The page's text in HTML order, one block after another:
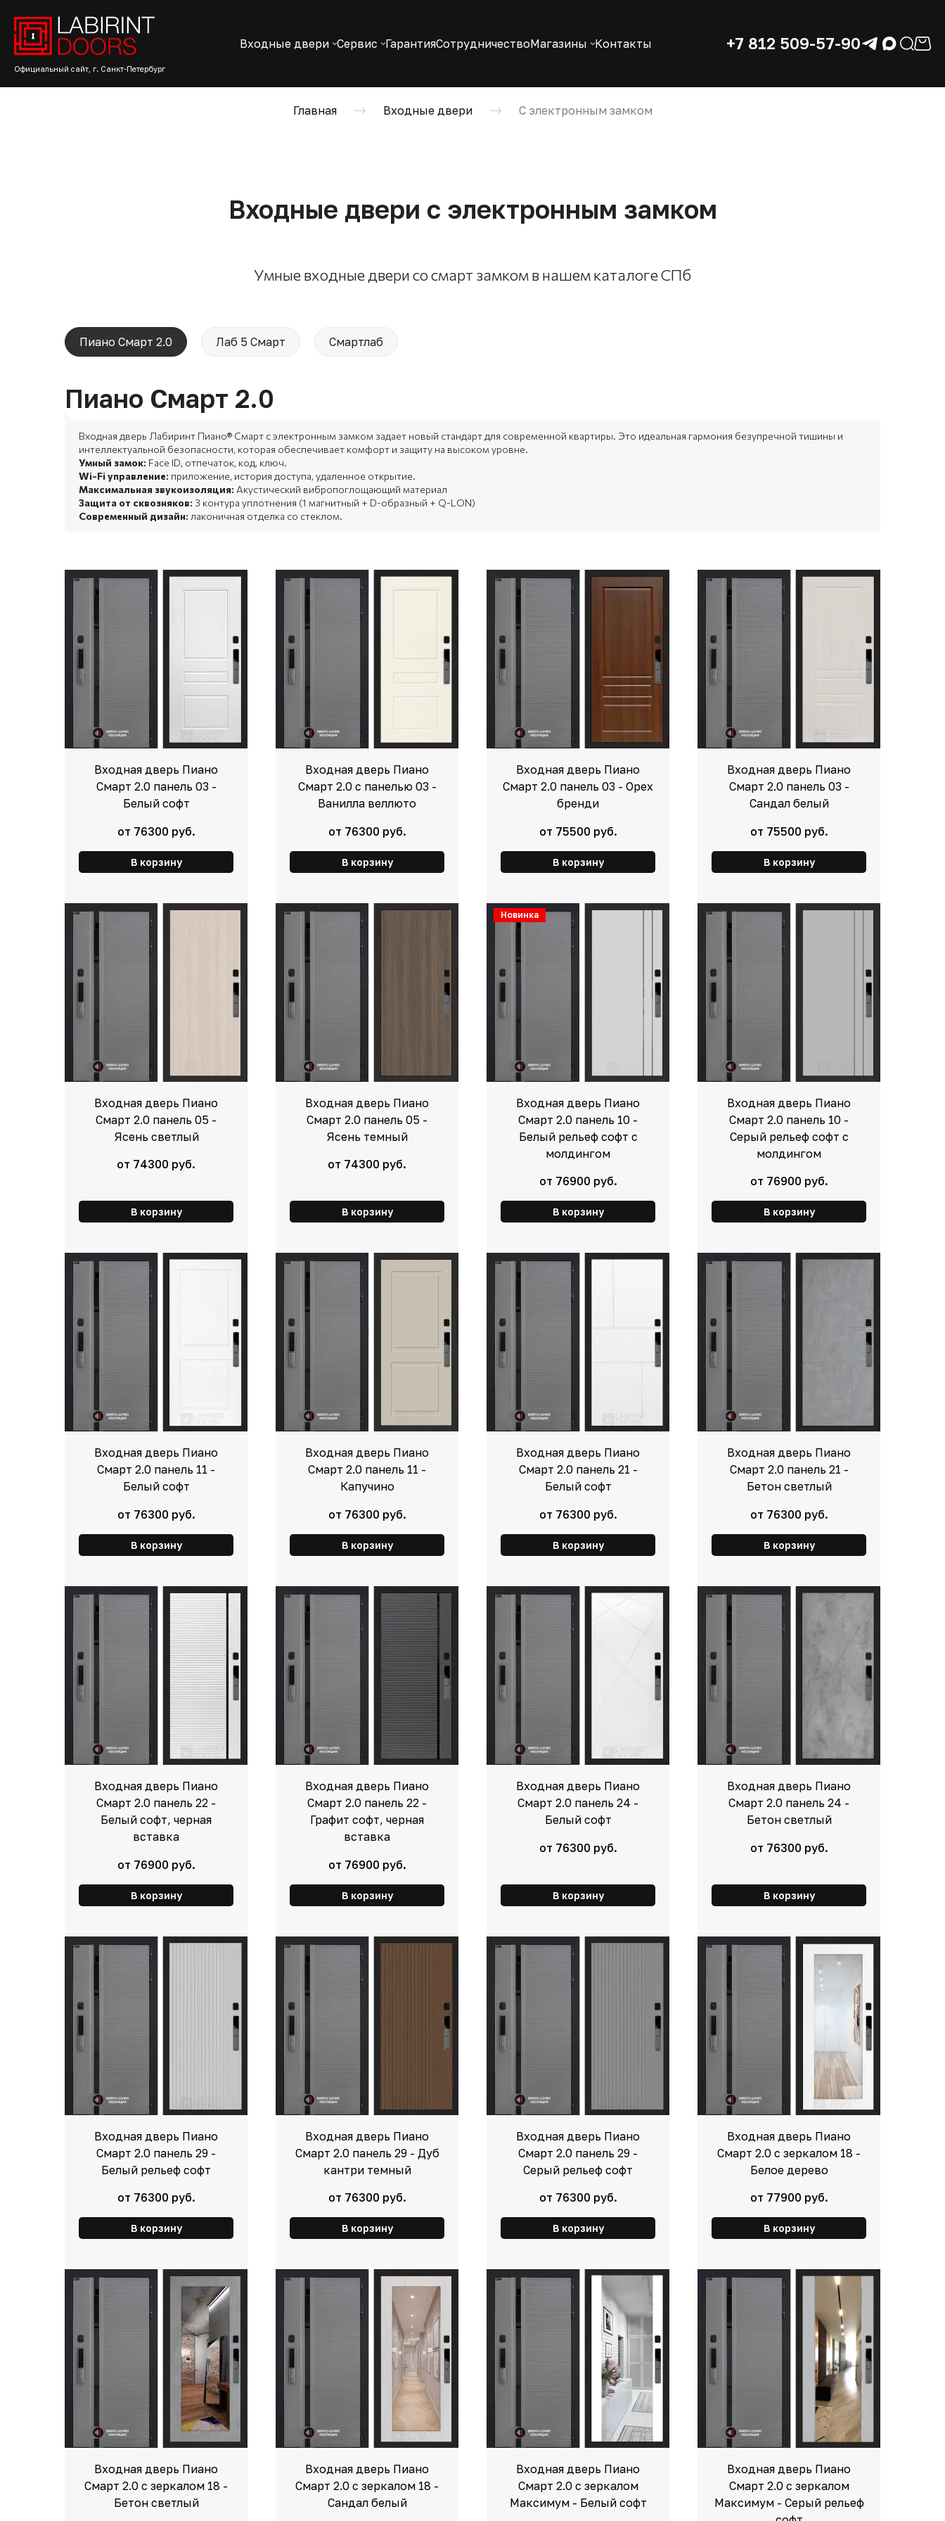
Официальный сайт, г. Санкт-Петербург
Входные двери Сервис ГарантияСотрудничествоМагазины Контакты +7 812 509-57-90
Главная Входные двери С электронным замком
Входные двери с электронным замком
Умные входные двери со смарт замком в нашем каталоге СПб
Пиано Смарт 2.0 Лаб 5 Смарт Смартлаб
Пиано Смарт 2.0
Входная дверь Лабиринт Пиано® Смарт с электронным замком задает новый стандарт для современной квартиры. Это идеальная гармония безупречной тишины и
интеллектуальной безопасности, которая обеспечивает комфорт и защиту на высоком уровне.
Умный замок: Face ID, отпечаток, код, ключ.
Wi-Fi управление: приложение, история доступа, удаленное открытие.
Максимальная звукоизоляция: Акустический вибропоглощающий материал
Защита от сквозняков: 3 контура уплотнения (1 магнитный + D-образный + Q-LON)
Современный дизайн: лаконичная отделка со стеклом.
Входная дверь Пиано
Смарт 2.0 панель 03 -
Белый софт
от 76300 руб.
В корзину
Входная дверь Пиано
Смарт 2.0 с панелью 03 -
Ванилла веллюто
от 76300 руб.
В корзину
Входная дверь Пиано
Смарт 2.0 панель 03 - Орех
бренди
от 75500 руб.
В корзину
Входная дверь Пиано
Смарт 2.0 панель 03 -
Сандал белый
от 75500 руб.
В корзину
Входная дверь Пиано
Смарт 2.0 панель 05 -
Ясень светлый
от 74300 руб.
В корзину
Входная дверь Пиано
Смарт 2.0 панель 05 -
Ясень темный
от 74300 руб.
В корзину
Новинка
Входная дверь Пиано
Смарт 2.0 панель 10 -
Белый рельеф софт с
молдингом
от 76900 руб.
В корзину
Входная дверь Пиано
Смарт 2.0 панель 10 -
Серый рельеф софт с
молдингом
от 76900 руб.
В корзину
Входная дверь Пиано
Смарт 2.0 панель 11 -
Белый софт
от 76300 руб.
В корзину
Входная дверь Пиано
Смарт 2.0 панель 11 -
Капучино
от 76300 руб.
В корзину
Входная дверь Пиано
Смарт 2.0 панель 21 -
Белый софт
от 76300 руб.
В корзину
Входная дверь Пиано
Смарт 2.0 панель 21 -
Бетон светлый
от 76300 руб.
В корзину
Входная дверь Пиано
Смарт 2.0 панель 22 -
Белый софт, черная
вставка
от 76900 руб.
В корзину
Входная дверь Пиано
Смарт 2.0 панель 22 -
Графит софт, черная
вставка
от 76900 руб.
В корзину
Входная дверь Пиано
Смарт 2.0 панель 24 -
Белый софт
от 76300 руб.
В корзину
Входная дверь Пиано
Смарт 2.0 панель 24 -
Бетон светлый
от 76300 руб.
В корзину
Входная дверь Пиано
Смарт 2.0 панель 29 -
Белый рельеф софт
от 76300 руб.
В корзину
Входная дверь Пиано
Смарт 2.0 панель 29 - Дуб
кантри темный
от 76300 руб.
В корзину
Входная дверь Пиано
Смарт 2.0 панель 29 -
Серый рельеф софт
от 76300 руб.
В корзину
Входная дверь Пиано
Смарт 2.0 с зеркалом 18 -
Белое дерево
от 77900 руб.
В корзину
Входная дверь Пиано
Смарт 2.0 с зеркалом 18 -
Бетон светлый
Входная дверь Пиано
Смарт 2.0 с зеркалом 18 -
Сандал белый
Входная дверь Пиано
Смарт 2.0 с зеркалом
Максимум - Белый софт
Входная дверь Пиано
Смарт 2.0 с зеркалом
Максимум - Серый рельеф